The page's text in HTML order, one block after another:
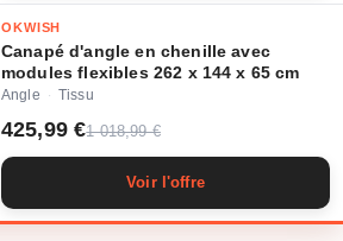
OKWISH
Canapé d'angle en chenille avec
modules flexibles 262 x 144 x 65 cm
Angle · Tissu
425,99 €1 018,99 €
Voir l'offre